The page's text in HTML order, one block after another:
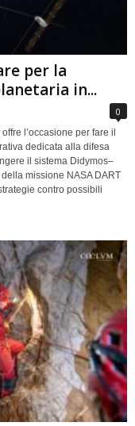
per la
in...
0
l’occasione per fare il
dedicata alla difesa
il sistema Didymos–
missione NASA DART
contro possibili